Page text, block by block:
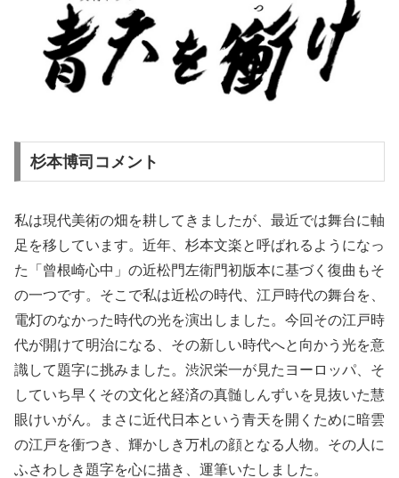
杉本博司コメント
私は現代美術の畑を耕してきましたが、最近では舞台に軸
足を移しています。近年、杉本文楽と呼ばれるようになっ
た「曾根崎心中」の近松門左衛門初版本に基づく復曲もそ
の一つです。そこで私は近松の時代、江戸時代の舞台を、
電灯のなかった時代の光を演出しました。今回その江戸時
代が開けて明治になる、その新しい時代へと向かう光を意
識して題字に挑みました。渋沢栄一が見たヨーロッパ、そ
していち早くその文化と経済の真髄しんずいを見抜いた慧
眼けいがん。まさに近代日本という青天を開くために暗雲
の江戸を衝つき、輝かしき万札の顔となる人物。その人に
ふさわしき題字を心に描き、運筆いたしました。